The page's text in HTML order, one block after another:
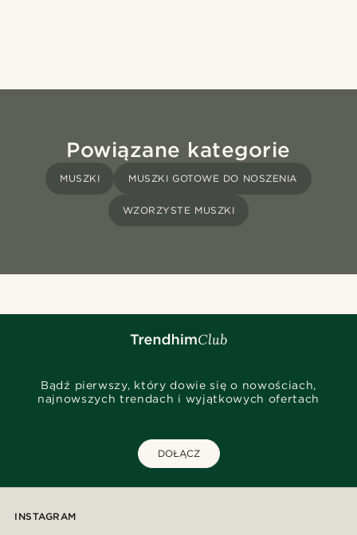
Powiązane kategorie
MUSZKI MUSZKI GOTOWE DO NOSZENIA
WZORZYSTE MUSZKI
Bądź pierwszy, który dowie się o nowościach,
najnowszych trendach i wyjątkowych ofertach
DOŁĄCZ
INSTAGRAM